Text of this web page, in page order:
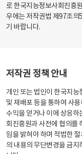
로 한국지능정보사회진흥
우에는 저작권법 제97조의
기 바랍니다.
저작권 정책 안내
개인 또는 법인이 한국지능
및 재배포 등을 통하여 사
수익을 얻거나 이에 상응
회진흥원과 사전에 협의를
임을 밝혀야 하며 적법한
의 내용의 무단변경을 금